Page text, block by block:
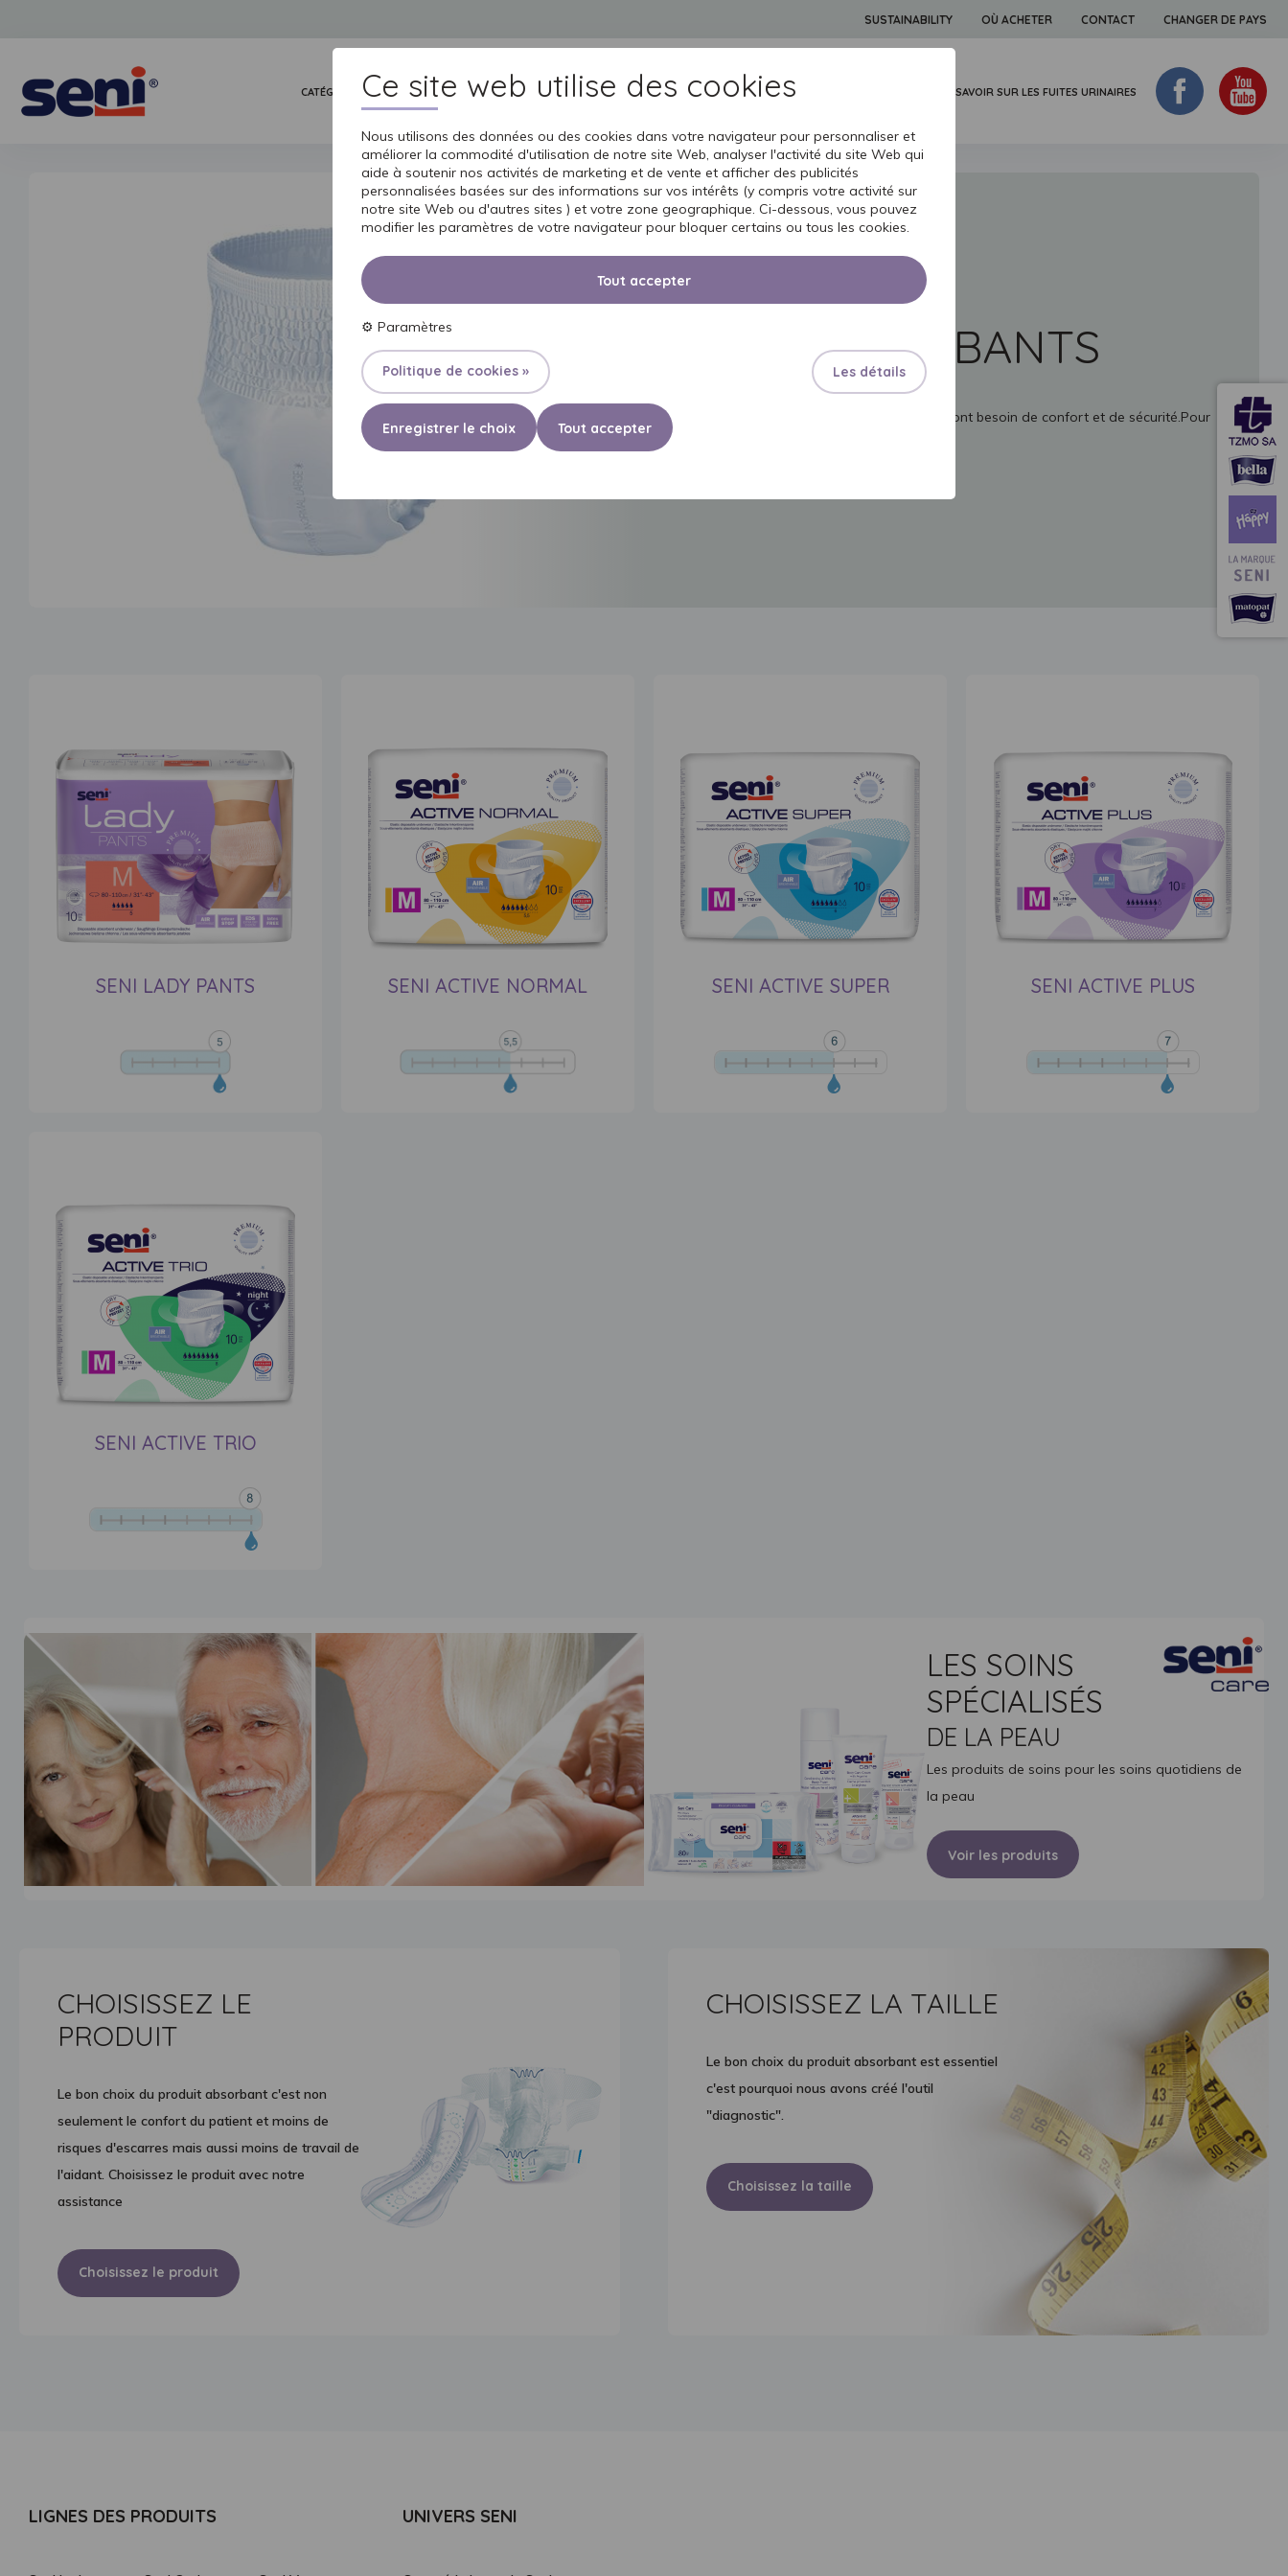
SUSTAINABILITY OÙ ACHETER CONTACT CHANGER DE PAYS
CATÉGORIES DE PRODUITS UNIVERS SENI SOIGNER UN PROCHE PROFESSIONNELS TOUT SAVOIR SUR LES FUITES URINAIRES
SLIPS ABSORBANTS
Une solution parfaite pour les personne qui ont besoin de confort et de sécurité.Pour
SENI LADY PANTS SENI ACTIVE NORMAL SENI ACTIVE SUPER SENI ACTIVE PLUS
SENI ACTIVE TRIO
LES SOINS
SPÉCIALISÉS
DE LA PEAU
Les produits de soins pour les soins quotidiens de
la peau
Voir les produits
CHOISISSEZ LE
PRODUIT
Le bon choix du produit absorbant c'est non
seulement le confort du patient et moins de
risques d'escarres mais aussi moins de travail de
l'aidant. Choisissez le produit avec notre
assistance
Choisissez le produit
CHOISISSEZ LA TAILLE
Le bon choix du produit absorbant est essentiel
c'est pourquoi nous avons créé l'outil
"diagnostic".
Choisissez la taille
LIGNES DES PRODUITS UNIVERS SENI
Ce site web utilise des cookies
Nous utilisons des données ou des cookies dans votre navigateur pour personnaliser et
améliorer la commodité d'utilisation de notre site Web, analyser l'activité du site Web qui
aide à soutenir nos activités de marketing et de vente et afficher des publicités
personnalisées basées sur des informations sur vos intérêts (y compris votre activité sur
notre site Web ou d'autres sites ) et votre zone geographique. Ci-dessous, vous pouvez
modifier les paramètres de votre navigateur pour bloquer certains ou tous les cookies.
Tout accepter
⚙ Paramètres
Politique de cookies » Les détails
Enregistrer le choix Tout accepter